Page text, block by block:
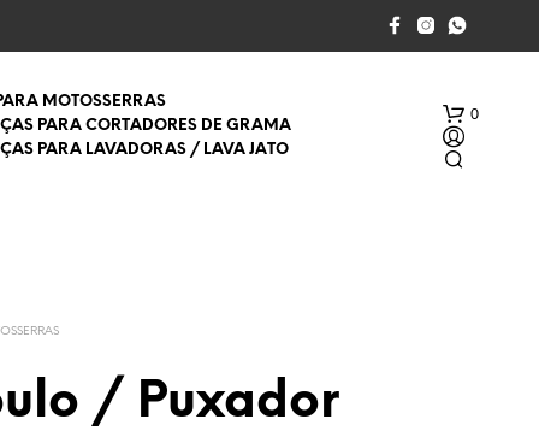
MOTOSSERRAS
PARA CORTADORES DE GRAMA
PARA LAVADORAS / LAVA JATO
0
/ Puxador